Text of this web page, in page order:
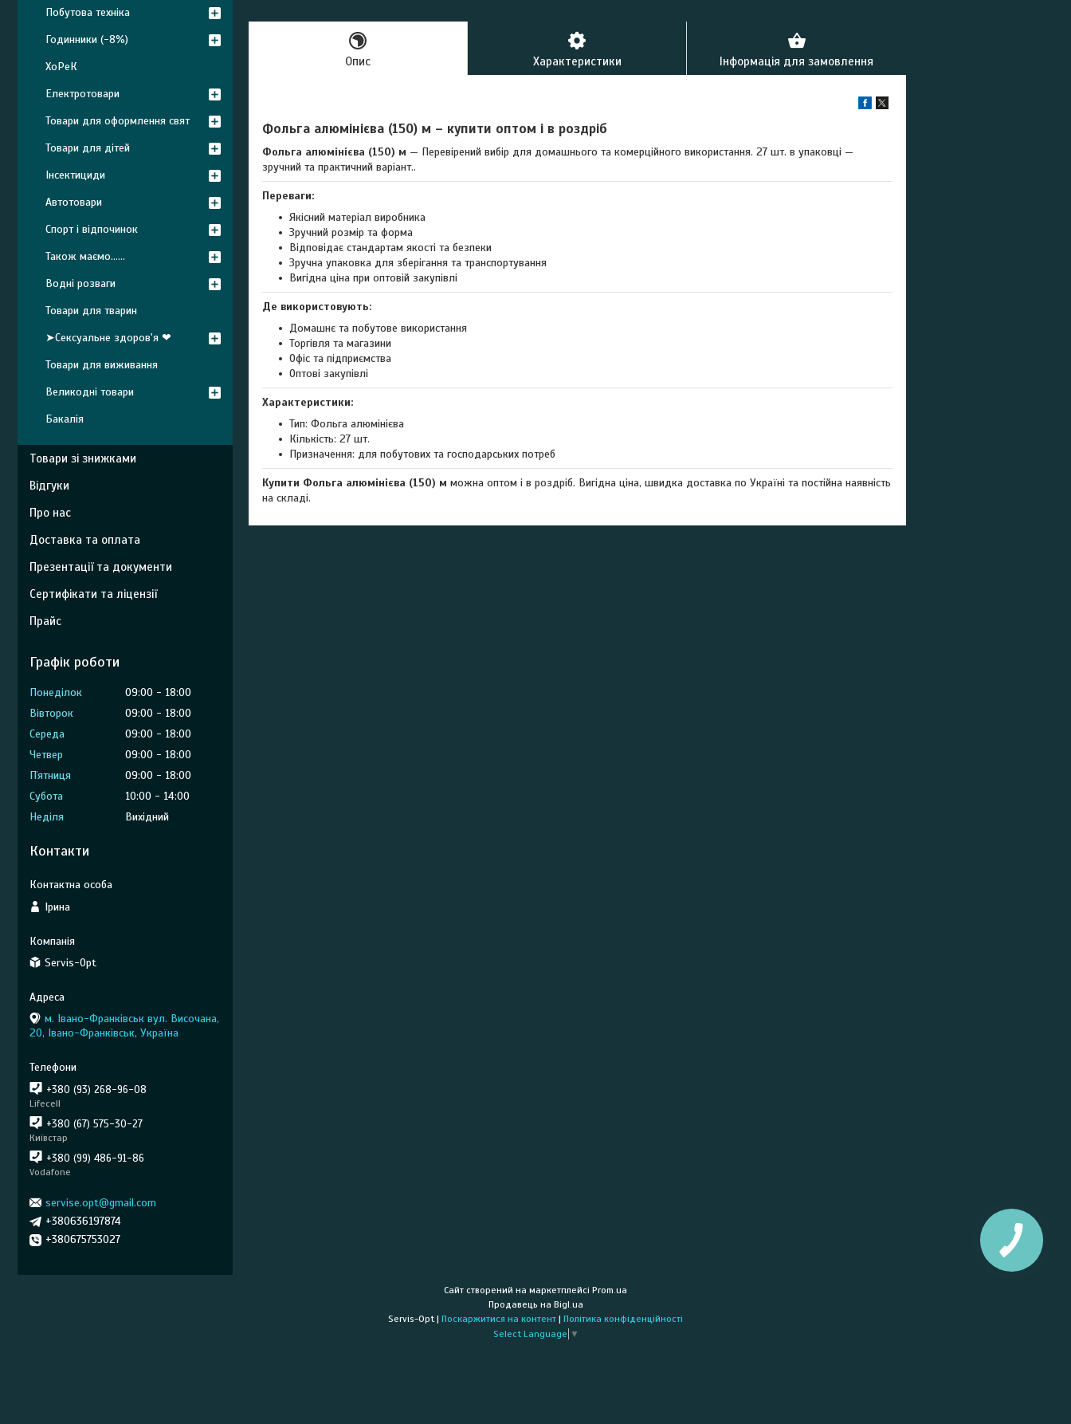
Опис Характеристики Інформація для замовлення
Фольга алюмінієва (150) м – купити оптом і в роздріб
Фольга алюмінієва (150) м — Перевірений вибір для домашнього та комерційного використання. 27 шт. в упаковці —
зручний та практичний варіант..
Переваги:
Якісний матеріал виробника
Зручний розмір та форма
Відповідає стандартам якості та безпеки
Зручна упаковка для зберігання та транспортування
Вигідна ціна при оптовій закупівлі
Де використовують:
Домашнє та побутове використання
Торгівля та магазини
Офіс та підприємства
Оптові закупівлі
Характеристики:
Тип: Фольга алюмінієва
Кількість: 27 шт.
Призначення: для побутових та господарських потреб
Купити Фольга алюмінієва (150) м можна оптом і в роздріб. Вигідна ціна, швидка доставка по Україні та постійна наявність
на складі.
Побутова техніка
Годинники (-8%)
ХоРеК
Електротовари
Товари для оформлення свят
Товари для дітей
Інсектициди
Автотовари
Спорт і відпочинок
Також маємо......
Водні розваги
Товари для тварин
➤Сексуальне здоров'я ❤
Товари для виживання
Великодні товари
Бакалія
Товари зі знижками
Відгуки
Про нас
Доставка та оплата
Презентації та документи
Сертифікати та ліцензії
Прайс
Графік роботи
Понеділок 09:00
18:00
Вівторок
09:00
18:00
Середа
09:00
18:00
Четвер
09:00
18:00
Пʼятниця
09:00
18:00
Субота
10:00
14:00
Неділя
Вихідний
Контакти
Ірина
Servis-Opt
м. Івано-Франківськ вул. Височана,
20, Івано-Франківськ, Україна
+380 (93) 268-96-08
Lifecell
+380 (67) 575-30-27
Київстар
+380 (99) 486-91-86
Vodafone
servise.opt@gmail.com
+380636197874
+380675753027
Сайт створений на маркетплейсі Prom.ua
Продавець на Bigl.ua
Servis-Opt | Поскаржитися на контент | Політика конфіденційності
Select Language ▼